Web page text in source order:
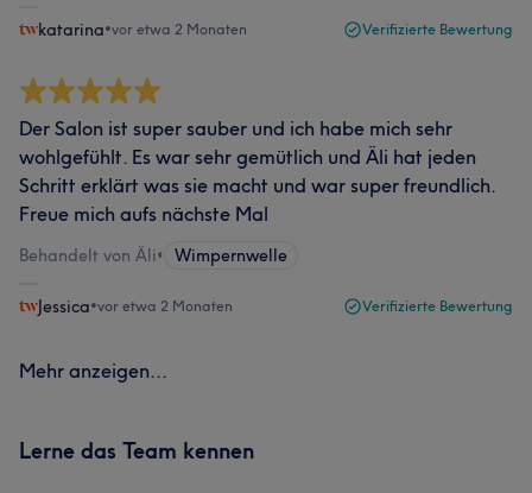
katarina•vor etwa 2 Monaten Verifizierte Bewertung
Der Salon ist super sauber und ich habe mich sehr
wohlgefühlt. Es war sehr gemütlich und Äli hat jeden
Schritt erklärt was sie macht und war super freundlich.
Freue mich aufs nächste Mal
Behandelt von Äli• Wimpernwelle
Jessica•vor etwa 2 Monaten Verifizierte Bewertung
Mehr anzeigen...
Lerne das Team kennen